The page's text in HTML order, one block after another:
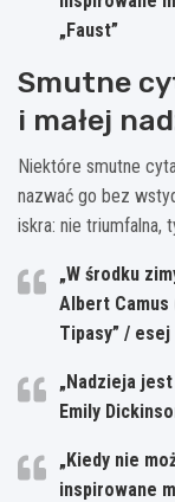
„Faust”
Smutne
i małej
Niektóre smutne
nazwać go bez
iskra: nie triumfalna,
„W środku
Albert Camus
Tipasy” /
„Nadzieja
Emily
„Kiedy nie
inspirowane